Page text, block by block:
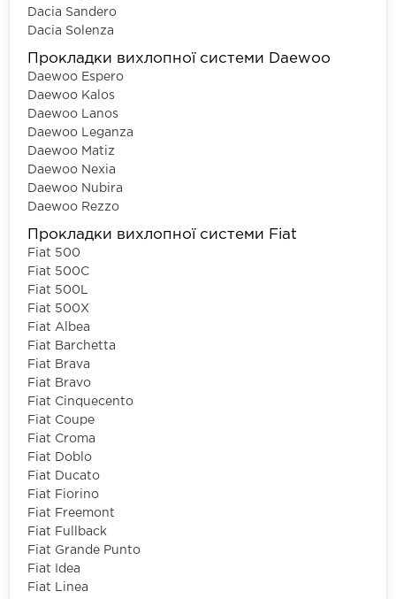
Dacia Sandero
Dacia Solenza
Прокладки вихлопної системи Daewoo
Daewoo Espero
Daewoo Kalos
Daewoo Lanos
Daewoo Leganza
Daewoo Matiz
Daewoo Nexia
Daewoo Nubira
Daewoo Rezzo
Прокладки вихлопної системи Fiat
Fiat 500
Fiat 500C
Fiat 500L
Fiat 500X
Fiat Albea
Fiat Barchetta
Fiat Brava
Fiat Bravo
Fiat Cinquecento
Fiat Coupe
Fiat Croma
Fiat Doblo
Fiat Ducato
Fiat Fiorino
Fiat Freemont
Fiat Fullback
Fiat Grande Punto
Fiat Idea
Fiat Linea